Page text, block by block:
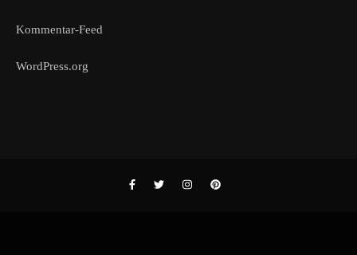
Kommentar-Feed
WordPress.org